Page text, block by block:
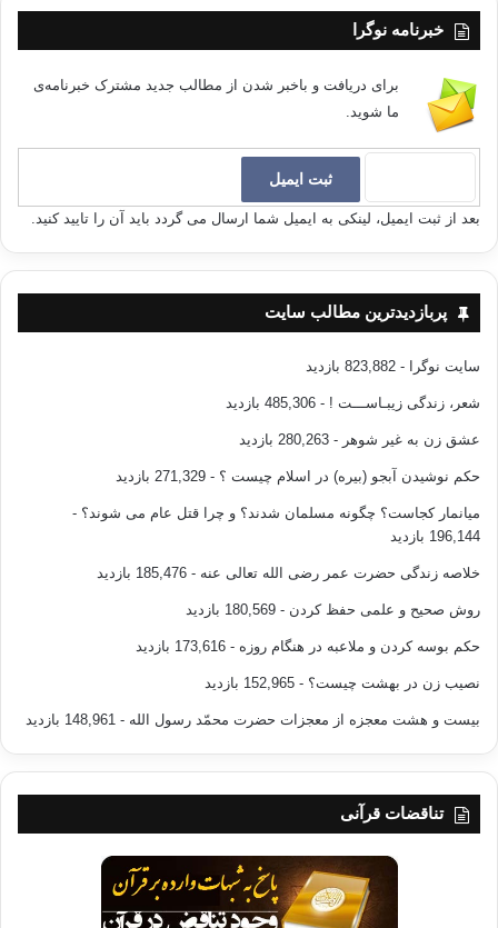
خبرنامه نوگرا
برای دریافت و باخبر شدن از مطالب جدید مشترک خبرنامه‌ی
ما شوید.
بعد از ثبت ایمیل، لینکی به ایمیل شما ارسال می گردد باید آن را تایید کنید.
پربازدیدترین مطالب سایت
سایت نوگرا - 823,882 بازدید
شعر، زندگی زیبـاســـت ! - 485,306 بازدید
عشق زن به غیر شوهر - 280,263 بازدید
حکم نوشیدن آبجو (بیره) در اسلام چیست ؟ - 271,329 بازدید
میانمار کجاست؟ چگونه مسلمان شدند؟ و چرا قتل عام می شوند؟ -
196,144 بازدید
خلاصه زندگی حضرت عمر رضی الله تعالی عنه - 185,476 بازدید
روش صحیح و علمی حفظ کردن - 180,569 بازدید
حکم بوسه کردن و ملاعبه در هنگام روزه - 173,616 بازدید
نصیب زن در بهشت چیست؟ - 152,965 بازدید
بیست و هشت معجزه از معجزات حضرت محمّد رسول الله - 148,961 بازدید
تناقضات قرآنی